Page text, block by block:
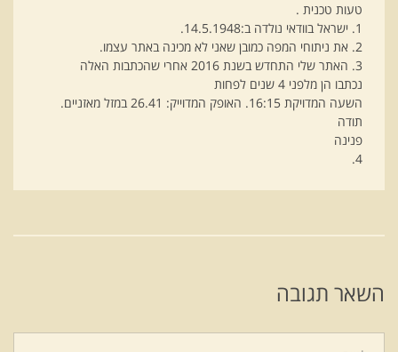
טעות טכנית .
1. ישראל בוודאי נולדה ב:14.5.1948.
2. את ניתוחי המפה כמובן שאני לא מכינה באתר עצמו.
3. האתר שלי התחדש בשנת 2016 אחרי שהכתבות האלה
נכתבו הן מלפני 4 שנים לפחות
השעה המדויקת 16:15. האופק המדוייק: 26.41 במזל מאזניים.
תודה
פנינה
4.
השאר תגובה